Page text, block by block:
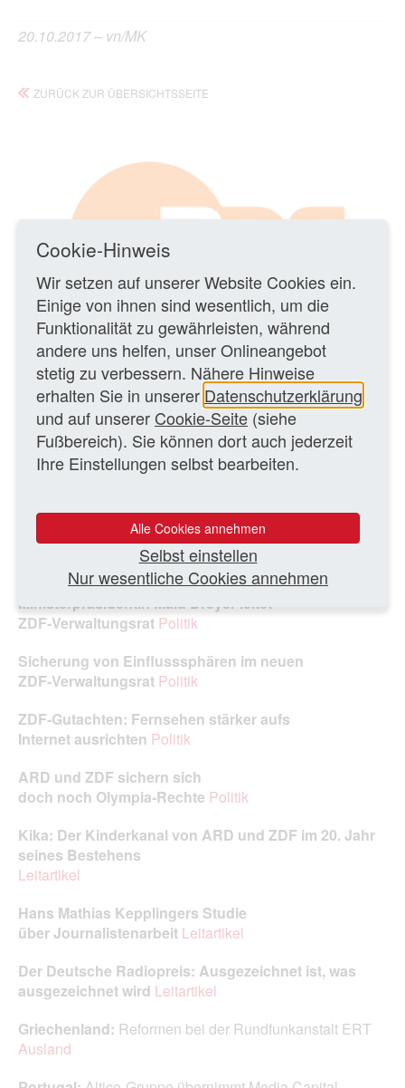
20.10.2017 – vn/MK
ZURÜCK ZUR ÜBERSICHTSSEITE
Senderlogo
WEITERE TEXTE
ZDF hat eigene Direktion für 3sat und Arte aufgelöst
Ministerpräsidentin Malu Dreyer leitet
ZDF‑Verwaltungsrat Politik
Sicherung von Einflusssphären im neuen
ZDF‑Verwaltungsrat Politik
ZDF-Gutachten: Fernsehen stärker aufs
Internet ausrichten Politik
ARD und ZDF sichern sich
doch noch Olympia‑Rechte Politik
Kika: Der Kinderkanal von ARD und ZDF im 20. Jahr
seines Bestehens
Leitartikel
Hans Mathias Kepplingers Studie
über Journalistenarbeit Leitartikel
Der Deutsche Radiopreis: Ausgezeichnet ist, was
ausgezeichnet wird Leitartikel
Griechenland: Reformen bei der Rundfunkanstalt ERT
Ausland
Cookie-Hinweis
Wir setzen auf unserer Website Cookies ein.
Einige von ihnen sind wesentlich, um die
Funktionalität zu gewährleisten, während
andere uns helfen, unser Onlineangebot
stetig zu verbessern. Nähere Hinweise
erhalten Sie in unserer Datenschutzerklärung
und auf unserer Cookie-Seite (siehe
Fußbereich). Sie können dort auch jederzeit
Ihre Einstellungen selbst bearbeiten.
Alle Cookies annehmen
Selbst einstellen
Nur wesentliche Cookies annehmen